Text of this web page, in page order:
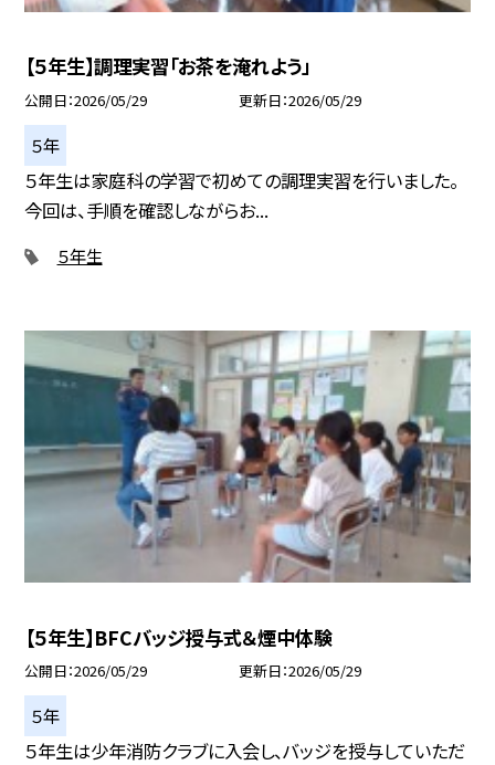
【５年生】調理実習「お茶を淹れよう」
公開日 2026/05/29 更新日 2026/05/29
５年
５年生は家庭科の学習で初めての調理実習を行いました。
今回は、手順を確認しながらお...
５年生
【５年生】BFCバッジ授与式＆煙中体験
公開日 2026/05/29 更新日 2026/05/29
５年
５年生は少年消防クラブに入会し、バッジを授与していただ